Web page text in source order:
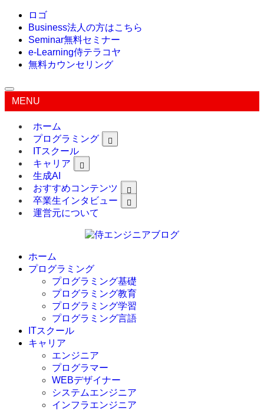
ロゴ
Business法人の方はこちら
Seminar無料セミナー
e-Learning侍テラコヤ
無料カウンセリング
MENU
ホーム
プログラミング
ITスクール
キャリア
生成AI
おすすめコンテンツ
卒業生インタビュー
運営元について
ホーム
プログラミング
プログラミング基礎
プログラミング教育
プログラミング学習
プログラミング言語
C言語
C#
VBA
Go言語
Kotlin
Java
ITスクール
キャリア
エンジニア
プログラマー
WEBデザイナー
システムエンジニア
インフラエンジニア